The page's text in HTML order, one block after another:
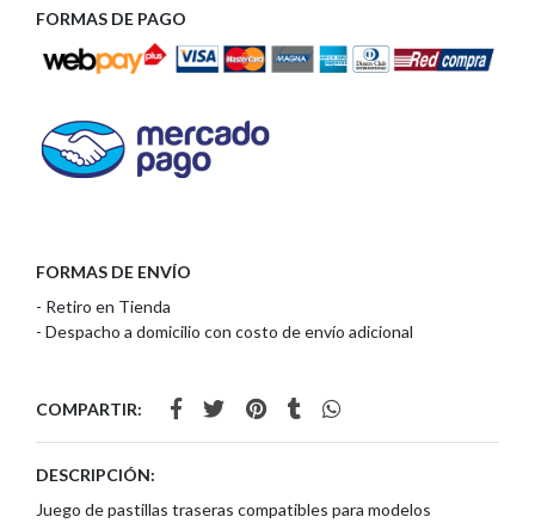
FORMAS DE PAGO
FORMAS DE ENVÍO
- Retiro en Tienda
- Despacho a domicilio con costo de envío adicional
COMPARTIR:
DESCRIPCIÓN:
Juego de pastillas traseras compatibles para modelos